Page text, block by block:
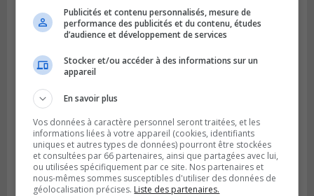
Publié le 6 août 2026 à 05h39
La grenade du camping du lac Cristal était
inoffensive
Publicités et contenu personnalisés, mesure de
performance des publicités et du contenu, études
d’audience et développement de services
Stocker et/ou accéder à des informations sur un
appareil
En savoir plus
Vos données à caractère personnel seront traitées, et les
informations liées à votre appareil (cookies, identifiants
uniques et autres types de données) pourront être stockées
et consultées par 66 partenaires, ainsi que partagées avec lui,
ou utilisées spécifiquement par ce site. Nos partenaires et
nous-mêmes sommes susceptibles d'utiliser des données de
géolocalisation précises. Liste des partenaires.